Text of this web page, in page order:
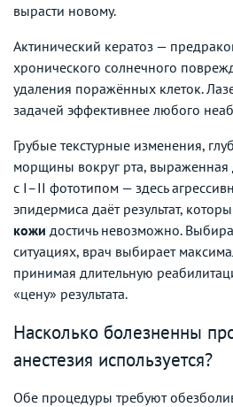
вырасти новому.
Актинический кератоз —
хронического солнечного
удаления поражённых клеток.
задачей эффективнее любого
Грубые текстурные изменения,
морщины вокруг рта, выраженная
с I–II фототипом — здесь
эпидермиса даёт результат,
кожи достичь невозможно.
ситуациях, врач выбирает
принимая длительную
«цену» результата.
Насколько болезненны
анестезия используется?
Обе процедуры требуют